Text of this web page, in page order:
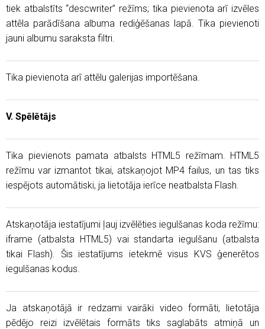
tiek atbalstīts “descwriter” režīms; tika pievienota arī izvēles
attēla parādīšana albuma rediģēšanas lapā. Tika pievienoti
jauni albumu saraksta filtri.
Tika pievienota arī attēlu galerijas importēšana.
V. Spēlētājs
Tika pievienots pamata atbalsts HTML5 režīmam. HTML5
režīmu var izmantot tikai, atskaņojot MP4 failus, un tas tiks
iespējots automātiski, ja lietotāja ierīce neatbalsta Flash.
Atskaņotāja iestatījumi ļauj izvēlēties iegulšanas koda režīmu:
iframe (atbalsta HTML5) vai standarta iegulšanu (atbalsta
tikai Flash). Šis iestatījums ietekmē visus KVS ģenerētos
iegulšanas kodus.
Ja atskaņotājā ir redzami vairāki video formāti, lietotāja
pēdējo reizi izvēlētais formāts tiks saglabāts atmiņā un